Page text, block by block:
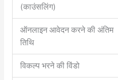
(काउंसलिंग)
ऑनलाइन आवेदन करने की अंतिम
तिथि
विकल्प भरने की विंडो